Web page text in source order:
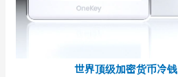
世界顶级加密货币冷钱